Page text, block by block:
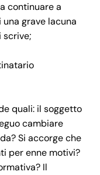
continuare a
grave lacuna
scrive;
quali: il soggetto
cambiare
Si accorge che
per enne motivi?
Il